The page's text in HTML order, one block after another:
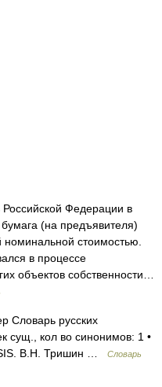
Федерации в
(на предъявителя)
номинальной стоимостью.
в процессе
объектов собственности…
Словарь русских
сущ., кол во синонимов: 1 •
В.Н. Тришин …
Словарь